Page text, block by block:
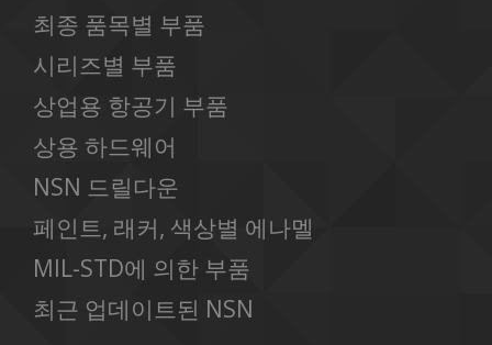
최종 품목별 부품
시리즈별 부품
상업용 항공기 부품
상용 하드웨어
NSN 드릴다운
페인트, 래커, 색상별 에나멜
MIL-STD에 의한 부품
최근 업데이트된 NSN